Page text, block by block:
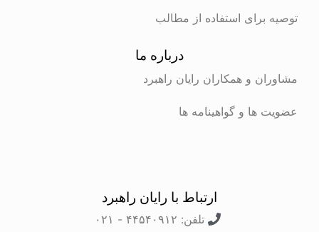
توصیه برای استفاده از مطالب
درباره ما
مشاوران و همکاران رایان راهبرد
عضویت ها و گواهینامه ها
ارتباط با رایان راهبرد
تلفن: ۴۴۵۴۰۹۱۲ - ۰۲۱